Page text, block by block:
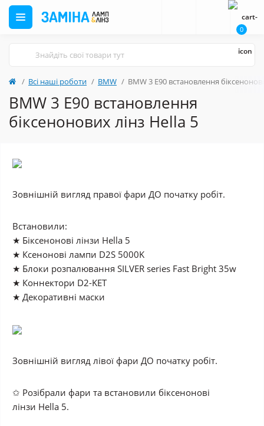
0
Всі наші роботи BMW BMW 3 E90 встановлення
BMW 3 E90 встановлення
біксенонових лінз Hella 5
Зовнішній вигляд правої фари ДО початку робіт.
Встановили:
★ Біксенонові лінзи Hella 5
★ Ксенонові лампи D2S 5000K
★ Блоки розпалювання SILVER series Fast Bright 35w
★ Коннектори D2-KET
★ Декоративні маски
Зовнішній вигляд лівої фари ДО початку робіт.
✩ Розібрали фари та встановили біксенонові
лінзи Hella 5.